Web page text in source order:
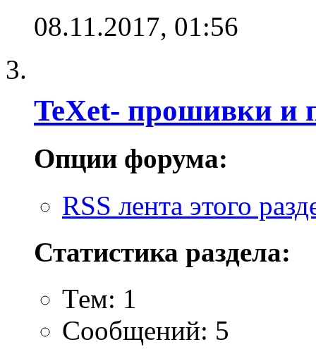
08.11.2017, 01:56
TeXet- прошивки и
Опции форума:
RSS лента этого
Статистика раздела:
Тем: 1
Сообщений: 5